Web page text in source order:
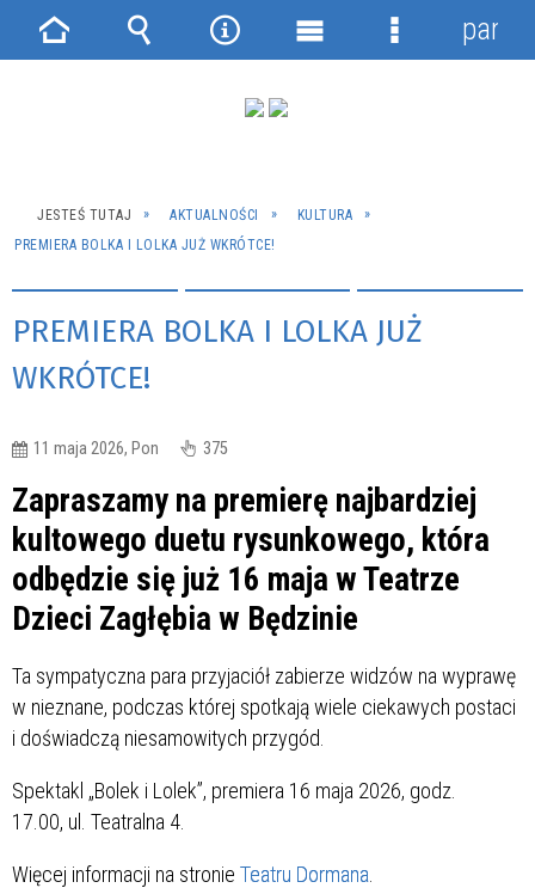
JESTEŚ TUTAJ AKTUALNOŚCI
KULTURA
PREMIERA BOLKA I LOLKA JUŻ WKRÓTCE!
PREMIERA BOLKA I LOLKA JUŻ
WKRÓTCE!
11 maja 2026, Pon 375
Zapraszamy na premierę najbardziej
kultowego duetu rysunkowego, która
odbędzie się już 16 maja w Teatrze
Dzieci Zagłębia w Będzinie
Ta sympatyczna para przyjaciół zabierze widzów na wyprawę
w nieznane, podczas której spotkają wiele ciekawych postaci
i doświadczą niesamowitych przygód.
Spektakl „Bolek i Lolek”, premiera 16 maja 2026, godz.
17.00, ul. Teatralna 4.
Więcej informacji na stronie Teatru Dormana
Strona Wyszukiwarka
NarzędziaMenu
Menu
panel